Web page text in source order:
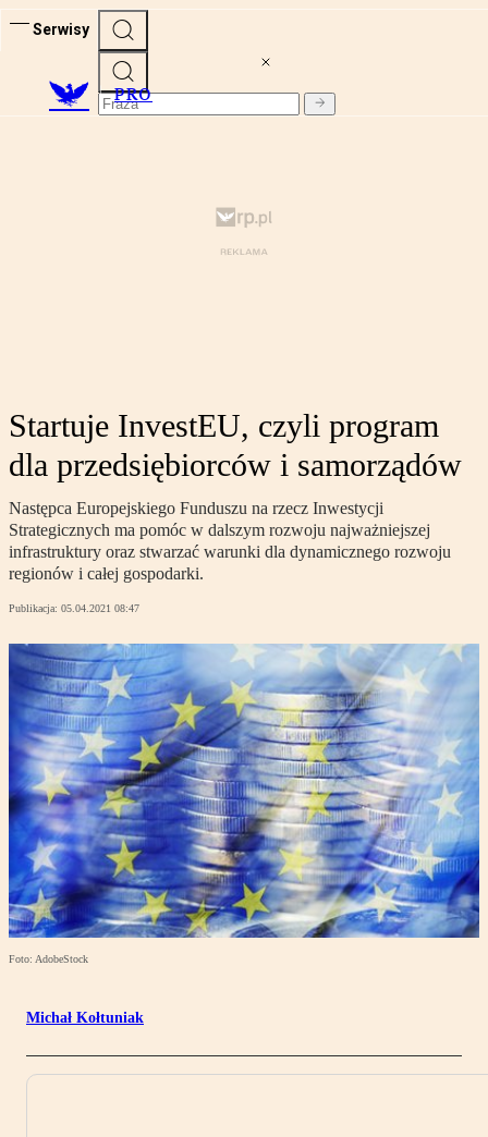
Serwisy
PRO
Startuje InvestEU, czyli program
dla przedsiębiorców i samorządów
Następca Europejskiego Funduszu na rzecz Inwestycji
Strategicznych ma pomóc w dalszym rozwoju najważniejszej
infrastruktury oraz stwarzać warunki dla dynamicznego rozwoju
regionów i całej gospodarki.
Publikacja: 05.04.2021 08:47
Foto: AdobeStock
Michał Kołtuniak